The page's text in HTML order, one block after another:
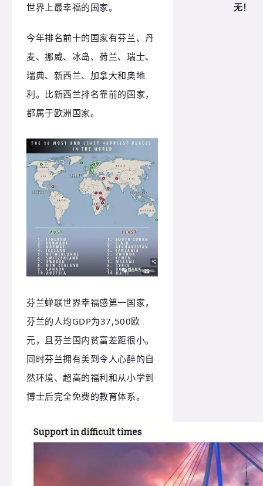
世界上最幸福的国家。
今年排名前十的国家有芬兰、丹
麦、挪威、冰岛、荷兰、瑞士、
瑞典、新西兰、加拿大和奥地
利。比新西兰排名靠前的国家，
都属于欧洲国家。
芬兰蝉联世界幸福感第一国家，
芬兰的人均GDP为37,500欧
元，且芬兰国内贫富差距很小。
同时芬兰拥有美到令人心醉的自
然环境、超高的福利和从小学到
博士后完全免费的教育体系。
无！